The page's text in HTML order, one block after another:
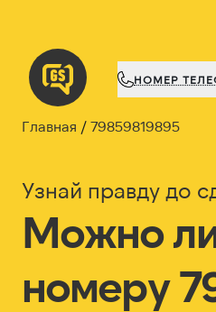
НОМЕР
Главная 79859819895
Узнай правду до
Можно
номеру